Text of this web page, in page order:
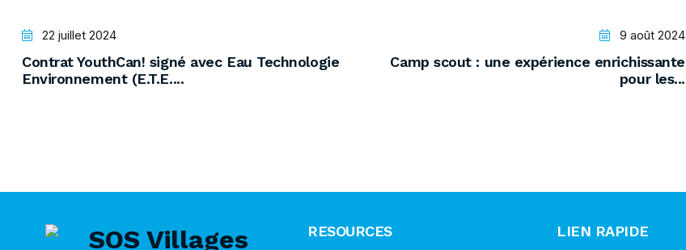
22 juillet 2024
Contrat YouthCan! signé avec Eau Technologie
Environnement (E.T.E....
9 août 2024
Camp scout : une expérience enrichissante
pour les...
RESOURCES LIEN RAPIDE